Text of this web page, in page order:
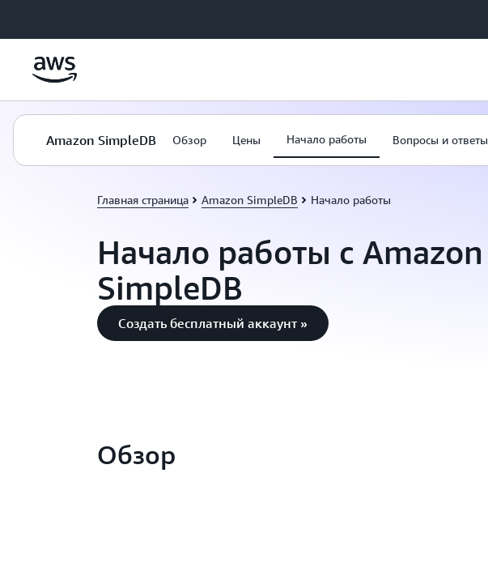
Amazon SimpleDB Обзор Цены Начало работы Вопросы и ответы
Главная страница Amazon SimpleDB Начало работы
Начало работы с Amazon
SimpleDB
Создать бесплатный аккаунт »
Обзор